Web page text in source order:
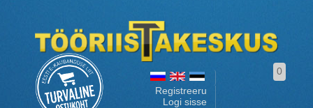
Registreeru
Logi sisse
0